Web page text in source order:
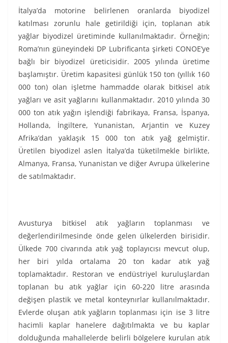
İtalya’da motorine belirlenen oranlarda biyodizel
katılması zorunlu hale getirildiği için, toplanan atık
yağlar biyodizel üretiminde kullanılmaktadır. Örneğin;
Roma’nın güneyindeki DP Lubrificanta şirketi CONOE’ye
bağlı bir biyodizel üreticisidir. 2005 yılında üretime
başlamıştır. Üretim kapasitesi günlük 150 ton (yıllık 160
000 ton) olan işletme hammadde olarak bitkisel atık
yağları ve asit yağlarını kullanmaktadır. 2010 yılında 30
000 ton atık yağın işlendiği fabrikaya, Fransa, İspanya,
Hollanda, İngiltere, Yunanistan, Arjantin ve Kuzey
Afrika’dan yaklaşık 15 000 ton atık yağ gelmiştir.
Üretilen biyodizel aslen İtalya’da tüketilmekle birlikte,
Almanya, Fransa, Yunanistan ve diğer Avrupa ülkelerine
de satılmaktadır.
Avusturya bitkisel atık yağların toplanması ve
değerlendirilmesinde önde gelen ülkelerden birisidir.
Ülkede 700 civarında atık yağ toplayıcısı mevcut olup,
her biri yılda ortalama 20 ton kadar atık yağ
toplamaktadır. Restoran ve endüstriyel kuruluşlardan
toplanan bu atık yağlar için 60-220 litre arasında
değişen plastik ve metal konteynırlar kullanılmaktadır.
Evlerde oluşan atık yağların toplanması için ise 3 litre
hacimli kaplar hanelere dağıtılmakta ve bu kaplar
dolduğunda mahallelerde belirli bölgelere kurulan atık